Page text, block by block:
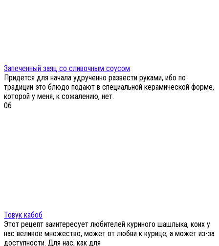
Запеченный заяц со сливочным соусом
Придется для начала удрученно развести руками, ибо по
традиции это блюдо подают в специальной керамической форме,
которой у меня, к сожалению, нет.
06
Товук кабоб
Этот рецепт заинтересует любителей куриного шашлыка, коих у
нас великое множество, может от любви к курице, а может из-за
доступности. Для нас, как для